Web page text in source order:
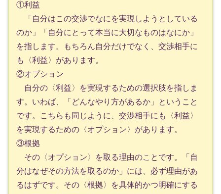
①利益
「自分はこの交渉でなにを実現しようとしている
のか」「自分にとって本当に大切なものはなにか」
を指します。もちろん自分だけでなく、交渉相手に
も〈利益〉があります。
②オプション
自分の〈利益〉を実現するための選択肢を指しま
す。いわば、「どんなやり方があるか」ということ
です。こちらも同じように、交渉相手にも〈利益〉
を実現するための〈オプション〉があります。
③根拠
その〈オプション〉を取る理由のことです。「自
分はなぜその方法を取るのか」には、必ず理由があ
るはずです。その〈根拠〉を具体的かつ明確にする